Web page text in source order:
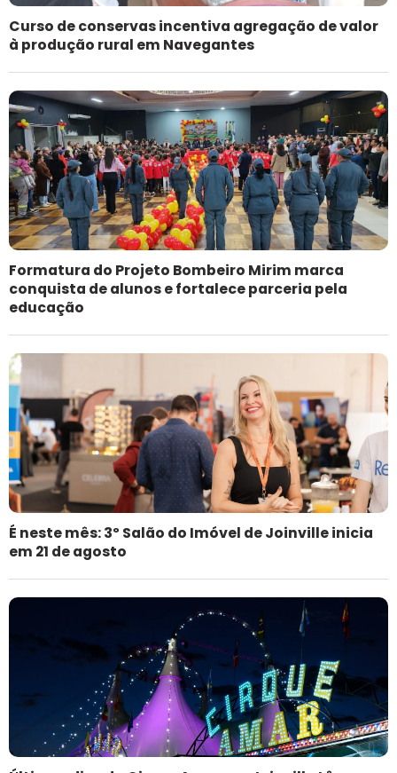
Curso de conservas incentiva agregação de valor
à produção rural em Navegantes
Formatura do Projeto Bombeiro Mirim marca
conquista de alunos e fortalece parceria pela
educação
É neste mês: 3º Salão do Imóvel de Joinville inicia
em 21 de agosto